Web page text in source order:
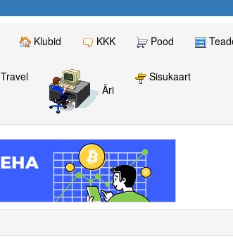
Klubid KKK Pood
Travel
Äri
Sisukaart